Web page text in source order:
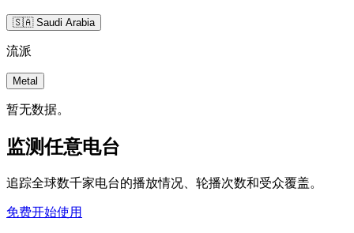
🇸🇦 Saudi Arabia
流派
Metal
暂无数据。
监测任意电台
追踪全球数千家电台的播放情况、轮播次数和受众覆盖。
免费开始使用